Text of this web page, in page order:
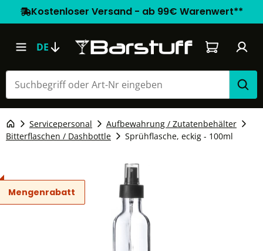
Kostenloser Versand - ab 99€ Warenwert**
DE Warenkorb
Servicepersonal
Aufbewahrung / Zutatenbehälter
Bitterflaschen / Dashbottle
Sprühflasche, eckig - 100ml
Mengenrabatt